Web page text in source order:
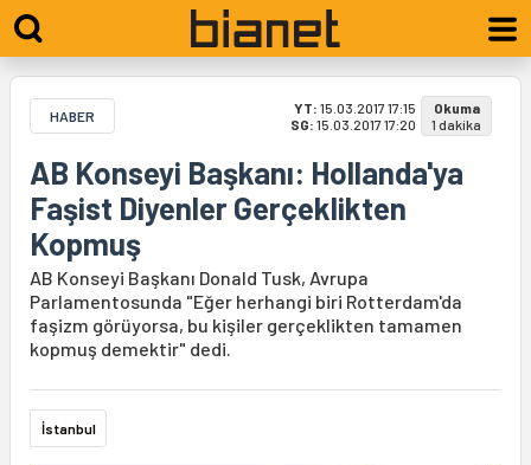
HABER YT: 15.03.2017 17:15
SG: 15.03.2017 17:20
Okuma
1 dakika
AB Konseyi Başkanı: Hollanda'ya
Faşist Diyenler Gerçeklikten
Kopmuş
AB Konseyi Başkanı Donald Tusk, Avrupa
Parlamentosunda "Eğer herhangi biri Rotterdam'da
faşizm görüyorsa, bu kişiler gerçeklikten tamamen
kopmuş demektir" dedi.
İstanbul